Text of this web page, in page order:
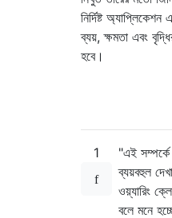
নির্দিষ্ট
ব্যয়, ক্ষমতা এবং
হবে।
1
"এই
ব্যয়বহুল
ওয়্যারিং
বলে মনে